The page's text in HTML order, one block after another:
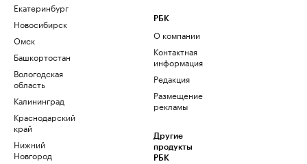
Екатеринбург
Новосибирск
Омск
Башкортостан
Вологодская
область
Калининград
Краснодарский
край
Нижний
Новгород
РБК
О компании
Контактная
информация
Редакция
Размещение
рекламы
Другие
продукты
РБК